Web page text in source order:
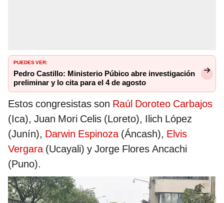
PUEDES VER:
Pedro Castillo: Ministerio Púbico abre investigación
preliminar y lo cita para el 4 de agosto
Estos congresistas son Raúl Doroteo Carbajos
(Ica), Juan Mori Celis (Loreto), Ilich López
(Junín), Darwin Espinoza(Áncash), Elvis
Vergara(Ucayali) y Jorge Flores Ancachi
(Puno).